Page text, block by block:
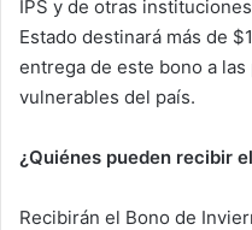
IPS y de otras
Estado destinará más de
entrega de este bono a
vulnerables del país.
¿Quiénes pueden recibir
Recibirán el Bono de